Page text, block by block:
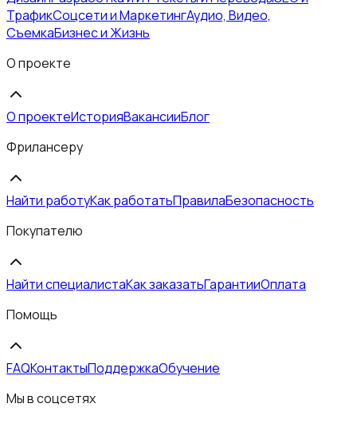
ТрафикСоцсети и МаркетингАудио, Видео,
СъемкаБизнес и Жизнь
О проекте
О проектеИсторияВакансииБлог
Фрилансеру
Найти работуКак работатьПравилаБезопасность
Покупателю
Найти специалистаКак заказатьГарантииОплата
Помощь
FAQКонтактыПоддержкаОбучение
Мы в соцсетях